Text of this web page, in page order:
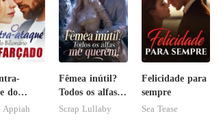
do
Appiah
Fêmea inútil?
Todos os alfas
me querem!
Scrap Lullaby
Felicidade para
sempre
Sea Tease